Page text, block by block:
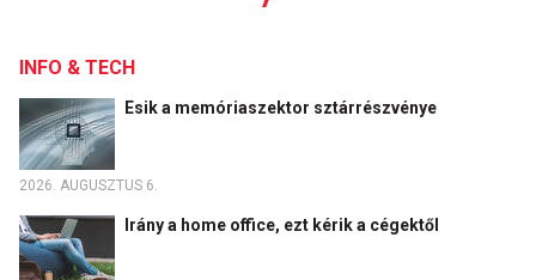
INFO & TECH
Esik a memóriaszektor sztárrészvénye
2026. AUGUSZTUS 6.
Irány a home office, ezt kérik a cégektől